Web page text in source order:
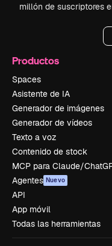
millón de suscriptores
Productos
Spaces
Asistente de IA
Generador de imágenes
Generador de vídeos
Texto a voz
Contenido de stock
MCP para Claude/
Agentes Nuevo
API
App móvil
Todas las herramientas